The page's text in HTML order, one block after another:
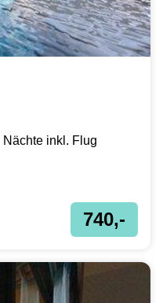
inkl. Flug
740,-